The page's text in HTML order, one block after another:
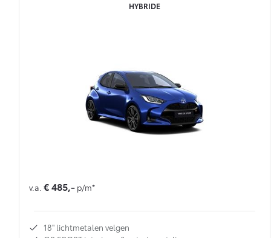
HYBRIDE
v.a. € 485,- p/m*
18'' lichtmetalen velgen